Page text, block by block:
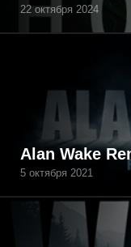
22 октября 2024
Alan Wake
5 октября 2021